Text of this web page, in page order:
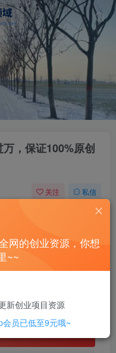
，保证100%原创
关注 私信
视频号一键去重：轻松月入过万，保证100%原创内容，无脑搬运
网的创业资源，你想
~~
新创业项目资源
会员已低至9元哦~